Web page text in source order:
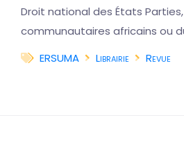
Droit national des États
communautaires africains ou
ERSUMA
Librairie Revue